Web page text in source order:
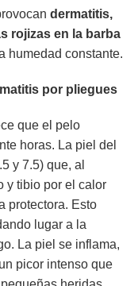
dermatitis,
rojizas en la barba
humedad constante.
por pliegues
que el pelo
horas. La piel del
y 7.5) que, al
y tibio por el calor
protectora. Esto
lugar a la
La piel se inflama,
picor intenso que